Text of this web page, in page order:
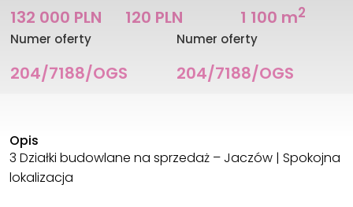
132 000 PLN 120 PLN 1 100 m2
Numer oferty
204/7188/OGS
Numer oferty
204/7188/OGS
Opis
3 Działki budowlane na sprzedaż – Jaczów | Spokojna
lokalizacja